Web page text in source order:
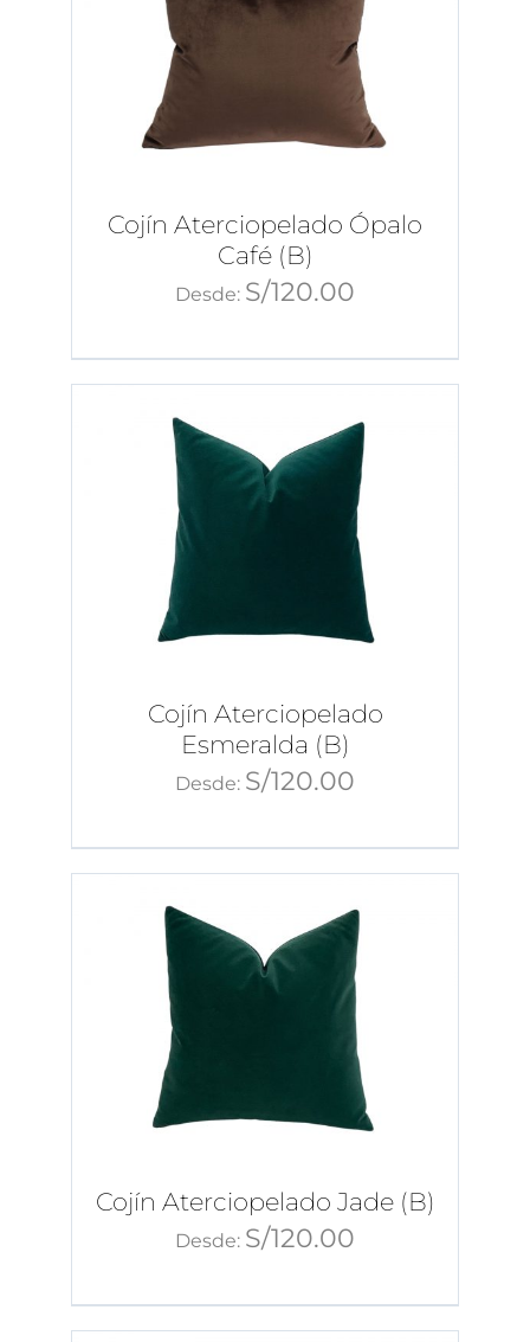
Cojín Aterciopelado Ópalo
Café (B)
Desde: S/120.00
Cojín Aterciopelado
Esmeralda (B)
Desde: S/120.00
Cojín Aterciopelado Jade (B)
Desde: S/120.00